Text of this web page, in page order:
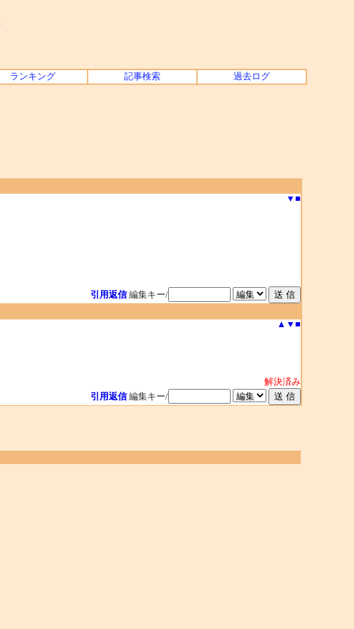
ランキング 記事検索 過去ログ
▼ ■
引用返信 編集キー/
▲ ▼ ■
解決済み
引用返信 編集キー/